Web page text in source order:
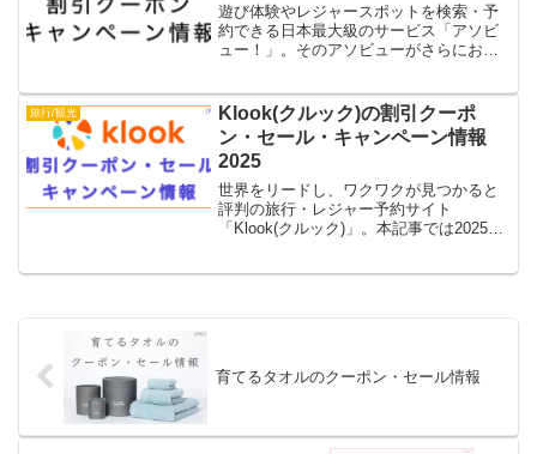
遊び体験やレジャースポットを検索・予
約できる日本最大級のサービス「アソビ
ュー！」。そのアソビューがさらにお得
92%OFFの超早割、モニター価格になる
キャンペーン情報を紹介します。
旅行/観光
Klook(クルック)の割引クーポ
ン・セール・キャンペーン情報
2025
世界をリードし、ワクワクが見つかると
評判の旅行・レジャー予約サイト
「Klook(クルック)」。本記事では2025年
育てるタオルのクーポン・セール情報